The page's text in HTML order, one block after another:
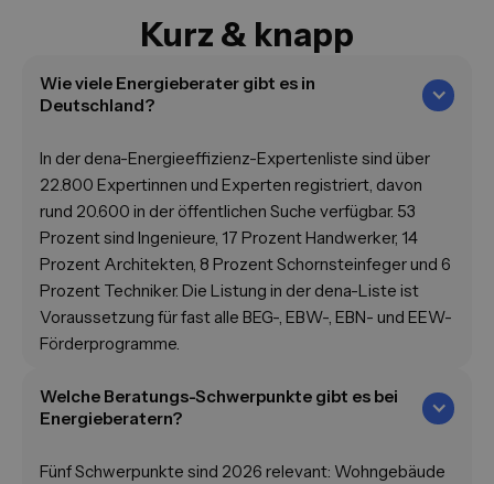
Kurz & knapp
Wie viele Energieberater gibt es in
Deutschland?
In der dena-Energieeffizienz-Expertenliste sind über
22.800 Expertinnen und Experten registriert, davon
rund 20.600 in der öffentlichen Suche verfügbar. 53
Prozent sind Ingenieure, 17 Prozent Handwerker, 14
Prozent Architekten, 8 Prozent Schornsteinfeger und 6
Prozent Techniker. Die Listung in der dena-Liste ist
Voraussetzung für fast alle BEG-, EBW-, EBN- und EEW-
Förderprogramme.
Welche Beratungs-Schwerpunkte gibt es bei
Energieberatern?
Fünf Schwerpunkte sind 2026 relevant: Wohngebäude